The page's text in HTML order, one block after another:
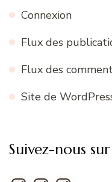
Connexion
Flux des
Flux des
Site de
Suivez-nous